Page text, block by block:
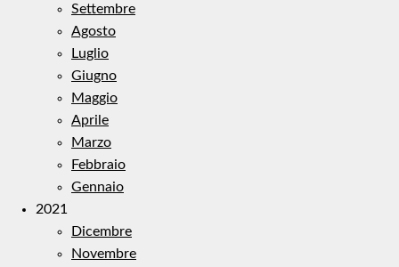
Settembre
Agosto
Luglio
Giugno
Maggio
Aprile
Marzo
Febbraio
Gennaio
2021
Dicembre
Novembre